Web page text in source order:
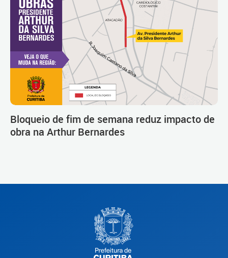
Bloqueio de fim de semana reduz impacto de
obra na Arthur Bernardes